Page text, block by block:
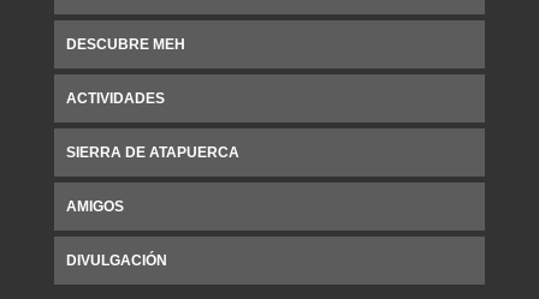
DESCUBRE MEH
ACTIVIDADES
SIERRA DE ATAPUERCA
AMIGOS
DIVULGACIÓN